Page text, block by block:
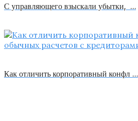
С управляющего взыскали убытки, …
Как отличить корпоративный конфл …